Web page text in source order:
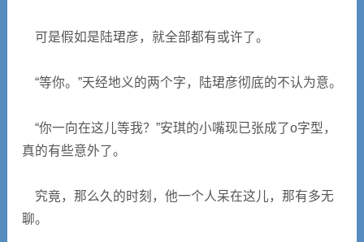
可是假如是陆珺彦，就全部都有或许了。
“等你。”天经地义的两个字，陆珺彦彻底的不认为意。
“你一向在这儿等我？”安琪的小嘴现已张成了o字型，
真的有些意外了。
究竟，那么久的时刻，他一个人呆在这儿，那有多无
聊。